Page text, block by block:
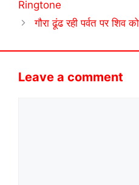
Ringtone
गौरा ढूंढ रही पर्वत पर शिव
Leave a comment